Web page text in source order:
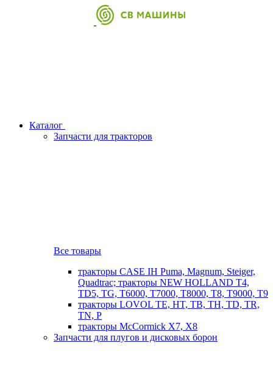
Каталог
Запчасти для тракторов
Все товары
тракторы CASE IH Puma, Magnum, Steiger,
Quadtrac; тракторы NEW HOLLAND T4,
TD5, TG, T6000, T7000, T8000, T8, T9000, T9
тракторы LOVOL TE, HT, TB, TH, TD, TR,
TN, P
тракторы McCormick X7, X8
Запчасти для плугов и дисковых борон